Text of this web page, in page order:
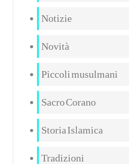
Notizie
Novità
Piccoli musulmani
Sacro Corano
Storia Islamica
Tradizioni